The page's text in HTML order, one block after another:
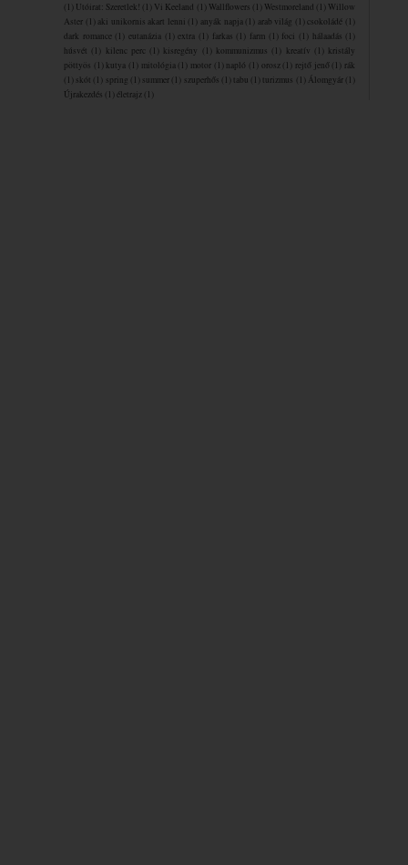
(1) Utóirat: Szeretlek! (1) Vi Keeland (1) Wallflowers (1) Westmoreland (1) Willow
Aster
(1) aki unikornis akart lenni (1) anyák napja (1) arab világ (1)csokoládé
(1)
dark romance
(1) eutanázia (1) extra (1) farkas (1) farm (1) foci (1) hálaadás
(1)
húsvét
(1) kilenc perc (1) kisregény (1) kommunizmus (1) kreatív (1) kristály
pöttyös
(1) kutya (1) mitológia (1) motor (1) napló (1) orosz (1) rejtő jenő (1) rák
(1) skót (1) spring (1) summer (1) szuperhős (1) tabu (1) turizmus (1) Álomgyár (1)
Újrakezdés
(1)életrajz (1)